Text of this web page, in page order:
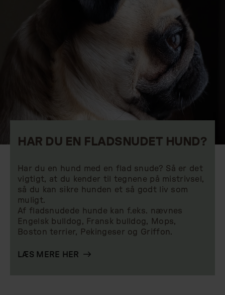
HAR DU EN FLADSNUDET HUND?
Har du en hund med en flad snude? Så er det
vigtigt, at du kender til tegnene på mistrivsel,
så du kan sikre hunden et så godt liv som
muligt.
Af fladsnudede hunde kan f.eks. nævnes
Engelsk bulldog, Fransk bulldog, Mops,
Boston terrier, Pekingeser og Griffon.
LÆS MERE HER